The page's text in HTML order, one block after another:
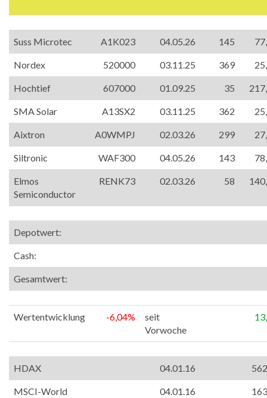
Suss Microtec A1K023 04.05.26 145
Nordex 520000 03.11.25 369
Hochtief 607000 01.09.25 35
SMA Solar A13SX2 03.11.25 362
Aixtron A0WMPJ 02.03.26 299
Siltronic WAF300 04.05.26 143
Elmos
Semiconductor
RENK73 02.03.26 58
Depotwert:
Cash:
Gesamtwert:
Wertentwicklung -6,04%
seit
Vorwoche
HDAX 04.01.16
MSCI-World
04.01.16